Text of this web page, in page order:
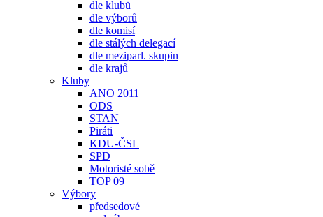
dle klubů
dle výborů
dle komisí
dle stálých delegací
dle meziparl. skupin
dle krajů
Kluby
ANO 2011
ODS
STAN
Piráti
KDU-ČSL
SPD
Motoristé sobě
TOP 09
Výbory
předsedové